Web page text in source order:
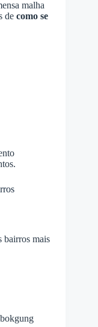
malha
de como se
bairros mais